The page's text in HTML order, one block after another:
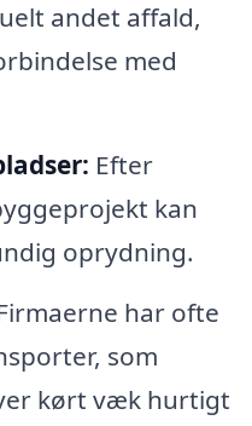
andet affald,
med
Efter
kan
oprydning.
har ofte
som
kørt væk hurtigt